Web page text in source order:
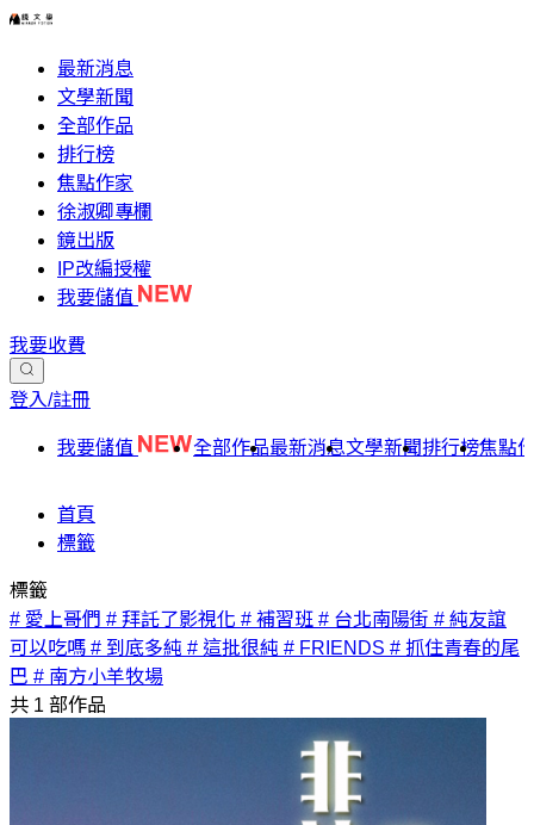
最新消息
文學新聞
全部作品
排行榜
焦點作家
徐淑卿專欄
鏡出版
IP改編授權
我要儲值
我要收費
登入/註冊
我要儲值 全部作品最新消息文學新聞排行榜焦點
首頁
標籤
標籤
# 愛上哥們 # 拜託了影視化 # 補習班 # 台北南陽街 # 純友誼
可以吃嗎 # 到底多純 # 這批很純 # FRIENDS # 抓住青春的尾
巴 # 南方小羊牧場
共 1 部作品